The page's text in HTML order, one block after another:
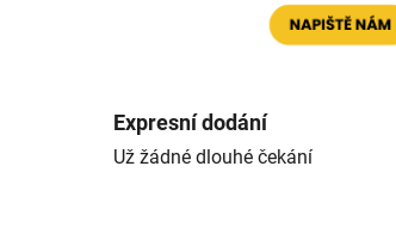
Expresní dodání
Už žádné dlouhé čekání